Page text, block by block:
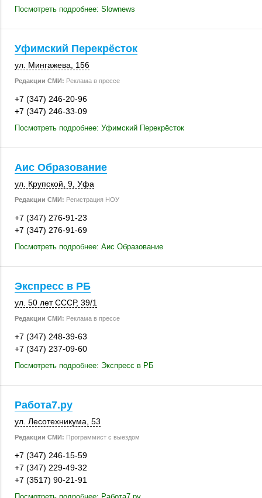
Посмотреть подробнее: Slownews
Уфимский Перекрёсток
ул. Мингажева 156
Редакции СМИ: Реклама в прессе
+7 (347) 246-20-96
+7 (347) 246-33-09
Посмотреть подробнее: Уфимский Перекрёсток
Аис Образование
ул. Крупской, 9 Уфа
Редакции СМИ: Регистрация НОУ
+7 (347) 276-91-23
+7 (347) 276-91-69
Посмотреть подробнее: Аис Образование
Экспресс в РБ
ул. 50 лет СССР, 39/1
Редакции СМИ: Реклама в прессе
+7 (347) 248-39-63
+7 (347) 237-09-60
Посмотреть подробнее: Экспресс в РБ
Работа7.ру
ул. Лесотехникума, 53
Редакции СМИ: Программист с выездом
+7 (347) 246-15-59
+7 (347) 229-49-32
+7 (3517) 90-21-91